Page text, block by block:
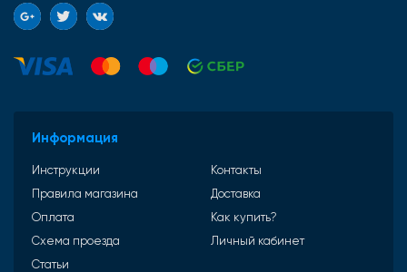
Информация
Инструкции
Контакты
Правила магазина
Доставка
Оплата
Как купить?
Схема проезда
Личный кабинет
Статьи